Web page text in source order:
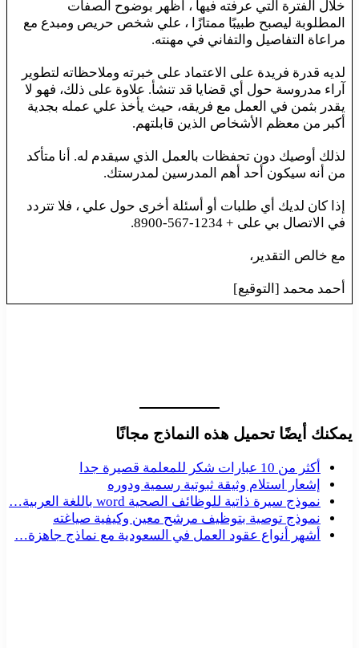
خلال الفترة التي عرفته فيها ، أظهر بوضوح الصفات
المطلوبة ليصبح طبيبًا ممتازًا ، علي شخص حريص ومبدع مع
مراعاة التفاصيل والتفاني في مهنته.
لديه قدرة فريدة على الاعتماد على خبرته وملاحظاته لتطوير
آراء مدروسة حول أي قضايا قد تنشأ. علاوة على ذلك، فهو لا
يقدر بثمن في العمل مع فريقه، حيث يأخذ علي عمله بجدية
أكبر من معظم الأشخاص الذين قابلتهم.
لذلك أوصيك دون تحفظات بالعمل الذي سيقدم له. أنا متأكد
من أنه سيكون أحد أهم المدرسين لمدرستك.
إذا كان لديك أي طلبات أو أسئلة أخرى حول علي ، فلا تتردد
في الاتصال بي على + 1234-567-8900.
مع خالص التقدير،
أحمد محمد [التوقيع]
يمكنك أيضًا تحميل هذه النماذج مجانًا
أكثر من 10 عبارات شكر للمعلمة قصيرة جدا
إشعار استلام وثيقة ثبوتية رسمية ودوره
نموذج سيرة ذاتية للوظائف الصحية word باللغة العربية…
نموذج توصية بتوظيف مرشح معين وكيفية صياغته
أشهر أنواع عقود العمل في السعودية مع نماذج جاهزة…